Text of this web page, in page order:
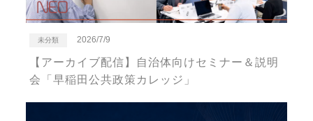
未分類 2026/7/9
【アーカイブ配信】自治体向けセミナー＆説明
会「早稲田公共政策カレッジ」